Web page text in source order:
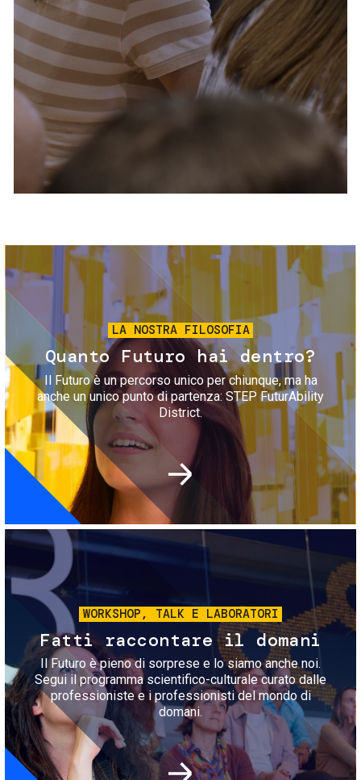
Servizi e accessibilità
Contatti
FAQ
Biglietti
Immagine
LA NOSTRA FILOSOFIA
Quanto Futuro hai dentro?
Il Futuro è un percorso unico per chiunque, ma ha
anche un unico punto di partenza: STEP FuturAbility
District.
Immagine
WORKSHOP, TALK E LABORATORI
Fatti raccontare il domani
Il Futuro è pieno di sorprese e lo siamo anche noi.
Segui il programma scientifico-culturale curato dalle
professioniste e i professionisti del mondo di
domani.